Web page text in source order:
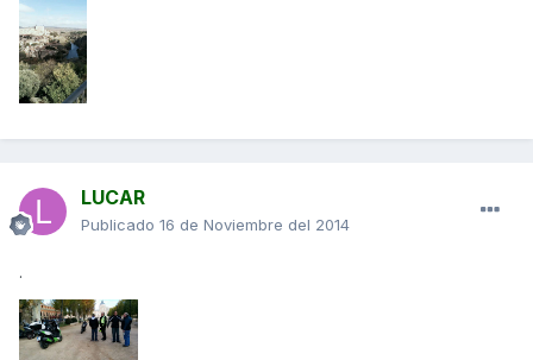
LUCAR
Publicado 16 de Noviembre del 2014
.